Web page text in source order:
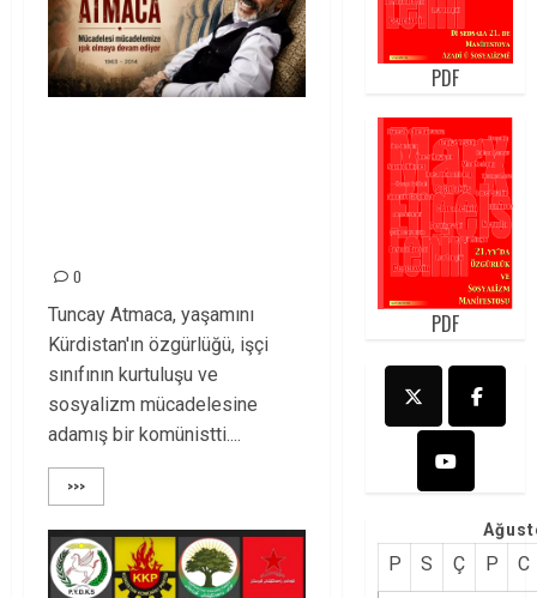
0
Tuncay Atmaca, yaşamını
Kürdistan'ın özgürlüğü, işçi
sınıfının kurtuluşu ve
sosyalizm mücadelesine
adamış bir komünistti....
>>>
PDF
PDF
P S Ç P C